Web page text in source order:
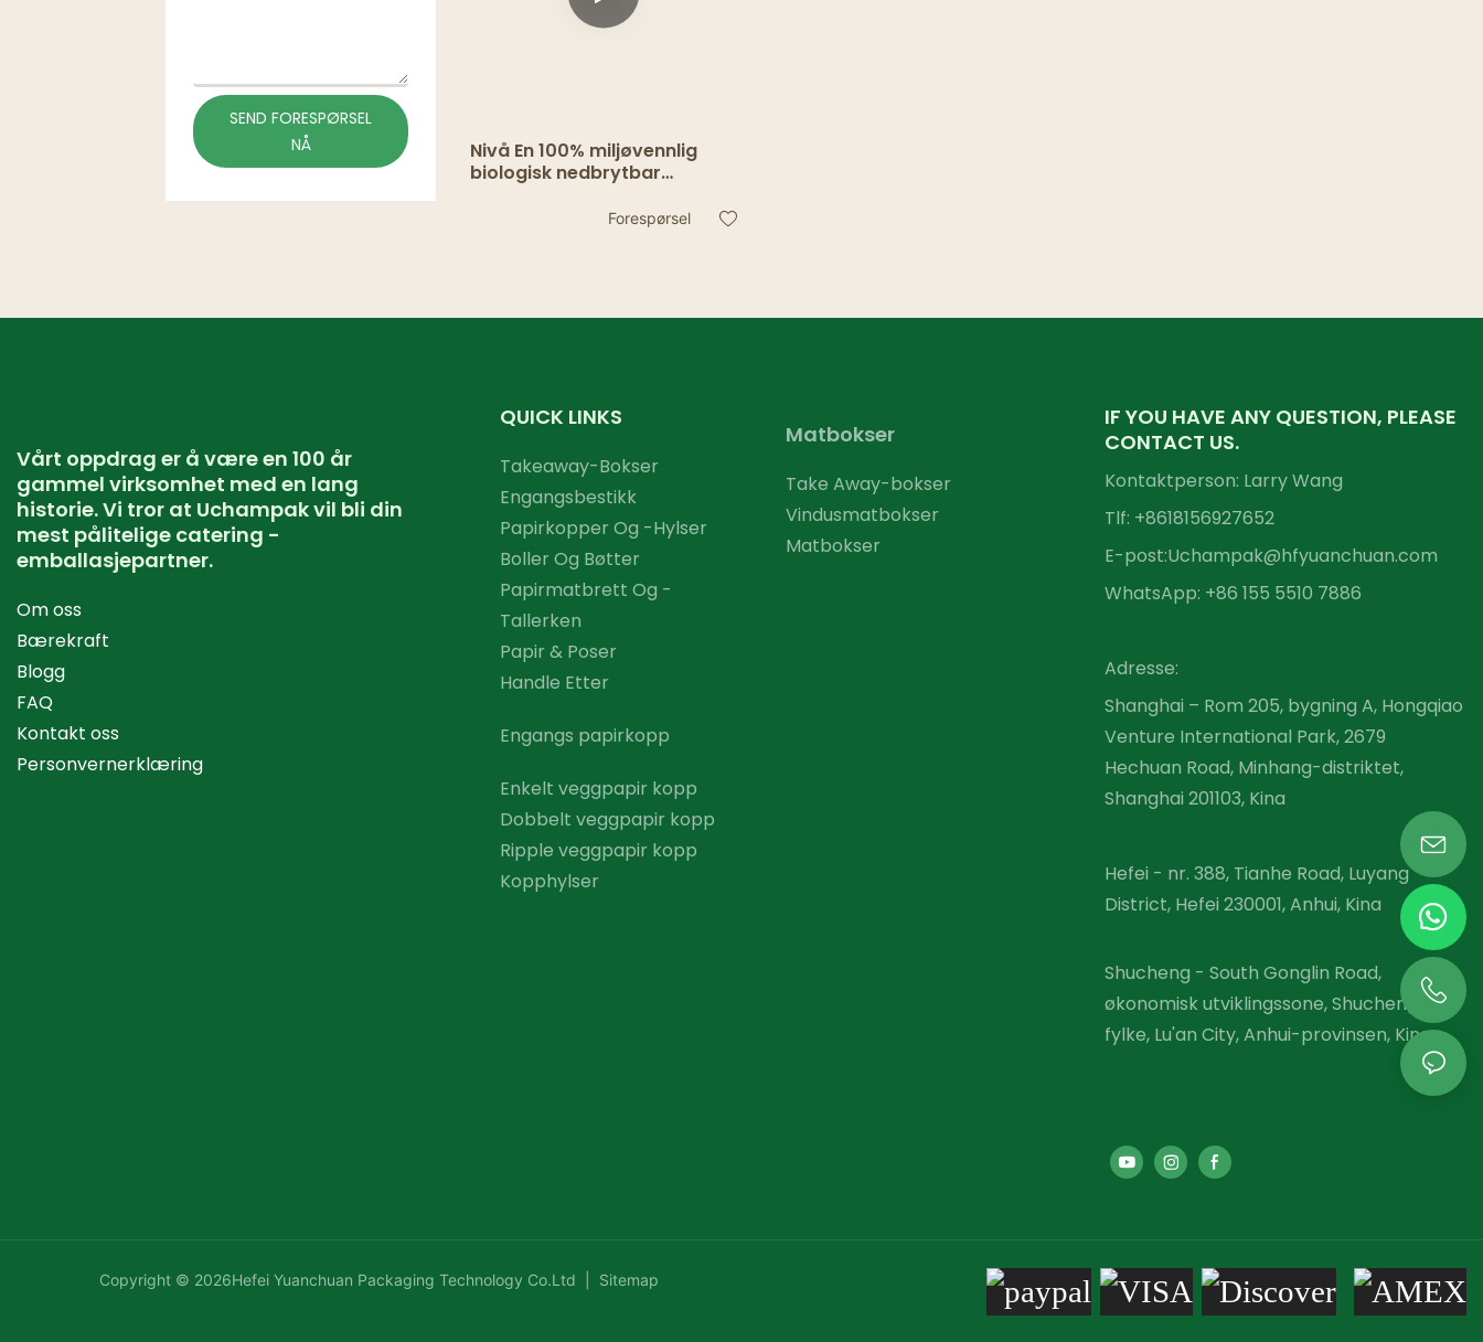
Nivå En 100% miljøvennlig
biologisk nedbrytbar
engangsbambus bestikk
Forespørsel
SEND FORESPØRSEL
NÅ
Vårt oppdrag er å være en 100 år
gammel virksomhet med en lang
historie. Vi tror at Uchampak vil bli din
mest pålitelige catering -
emballasjepartner.
Om oss
Bærekraft
Blogg
FAQ
Kontakt oss
Personvernerklæring
QUICK LINKS
Takeaway-Bokser
Engangsbestikk
Papirkopper Og -hylser
Boller Og Bøtter
Papirmatbrett Og -
Tallerken
Papir & Poser
Handle Etter
Engangs papirkopp
Enkelt veggpapir kopp
Dobbelt veggpapir kopp
Ripple veggpapir kopp
Kopphylser
Matbokser
Take Away-bokser
Vindusmatbokser
Matbokser
IF YOU HAVE ANY QUESTION, PLEASE
CONTACT US.
Kontaktperson: Larry Wang
Tlf: +8618156927652
E-post:Uchampak@hfyuanchuan.com
WhatsApp: +86 155 5510 7886
Adresse:
Shanghai – Rom 205, bygning A, Hongqiao
Venture International Park, 2679
Hechuan Road, Minhang-distriktet,
Shanghai 201103, Kina
Hefei - nr. 388, Tianhe Road, Luyang
District, Hefei 230001, Anhui, Kina
Shucheng - South Gonglin Road,
økonomisk utviklingssone, Shucheng
fylke, Lu'an City, Anhui-provinsen, Kina
Copyright © 2026Hefei Yuanchuan Packaging Technology Co.Ltd | Sitemap